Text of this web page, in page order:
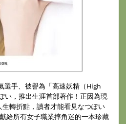
選手、被譽為「高速妖精（High
，推出生涯首部著作！正因為現
轉折點，讀者才能看見なつぽい
給所有女子職業摔角迷的一本珍藏